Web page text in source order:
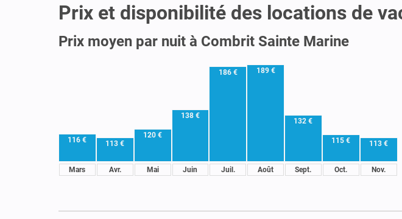
Prix et disponibilité des locations de
Prix moyen par nuit à Combrit Sainte Marine
116 €
Mars
113 €
Avr.
120 €
Mai
138 €
Juin
186 €
Juil.
189 €
Août
132 €
Sept.
115 €
Oct.
113 €
Nov.